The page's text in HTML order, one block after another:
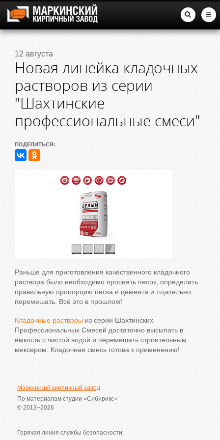
12 августа
Новая линейка кладочных
растворов из серии
"Шахтинские
профессиональные смеси"
ПОДЕЛИТЬСЯ:
Раньше для приготовления качественного кладочного
раствора было необходимо просеять песок, определить
правильную пропорцию песка и цемента и тщательно
перемешать. Всё это в прошлом!
Кладочные растворы из серии Шахтинских
Профессиональных Смесей достаточно высыпать в
ёмкость с чистой водой и перемешать строительным
миксером. Кладочная смесь готова к применению!
Маркинский кирпичный завод
По материалам студии «Сибирикс»
© 2013−2026
Горячая линия службы безопасности: